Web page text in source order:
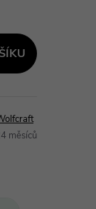
měsíců